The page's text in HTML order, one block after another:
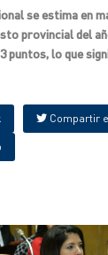
se estima en
provincial del
puntos, lo que
Compartir